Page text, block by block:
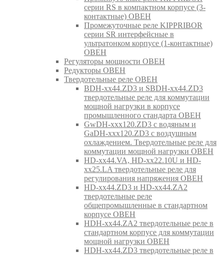
серии RS в компактном корпусе (3-
контактные) ОВЕН
Промежуточные реле KIPPRIBOR
серии SR интерфейсные в
ультратонком корпусе (1-контактные)
ОВЕН
Регуляторы мощности ОВЕН
Редукторы ОВЕН
Твердотельные реле ОВЕН
BDH-xx44.ZD3 и SBDH-xx44.ZD3
твердотельные реле для коммутации
мощной нагрузки в корпусе
промышленного стандарта ОВЕН
GwDH-xxx120.ZD3 с водяным и
GaDH-xxx120.ZD3 с воздушным
охлаждением. Твердотельные реле для
коммутации мощной нагрузки ОВЕН
HD-xx44.VA, HD-xx22.10U и HD-
xx25.LA твердотельные реле для
регулирования напряжения ОВЕН
HD-xx44.ZD3 и HD-xx44.ZA2
твердотельные реле
общепромышленные в стандартном
корпусе ОВЕН
HDH-xx44.ZA2 твердотельные реле в
стандартном корпусе для коммутации
мощной нагрузки ОВЕН
HDH-xx44.ZD3 твердотельные реле в